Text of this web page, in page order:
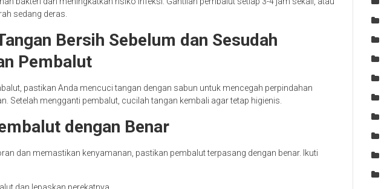
sedang deras.
Bersih Sebelum dan Sesudah
Pembalut
pastikan Anda mencuci tangan dengan sabun untuk mencegah perpindahan
Setelah mengganti pembalut, cucilah tangan kembali agar tetap higienis.
dengan Benar
dan memastikan kenyamanan, pastikan pembalut terpasang dengan benar. Ikuti